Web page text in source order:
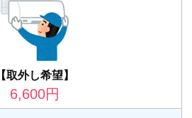
【取外し希望】
6,600円